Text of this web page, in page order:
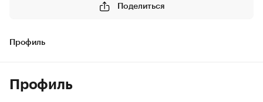
Поделиться
Профиль
Профиль